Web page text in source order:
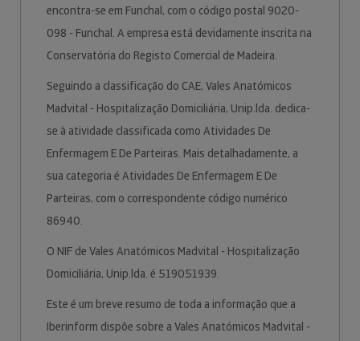
encontra-se em Funchal, com o código postal 9020-
098 - Funchal. A empresa está devidamente inscrita na
Conservatória do Registo Comercial de Madeira.
Seguindo a classificação do CAE, Vales Anatómicos
Madvital - Hospitalização Domiciliária, Unip.lda. dedica-
se à atividade classificada como Atividades De
Enfermagem E De Parteiras. Mais detalhadamente, a
sua categoria é Atividades De Enfermagem E De
Parteiras, com o correspondente código numérico
86940.
O NIF de Vales Anatómicos Madvital - Hospitalização
Domiciliária, Unip.lda. é 519051939.
Este é um breve resumo de toda a informação que a
Iberinform dispõe sobre a Vales Anatómicos Madvital -